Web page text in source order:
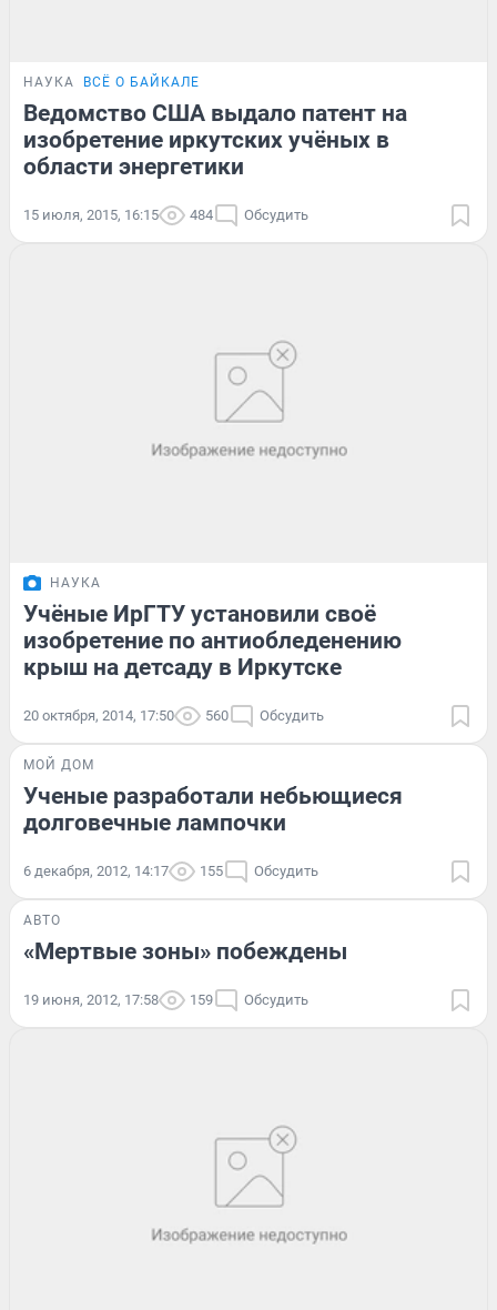
НАУКА ВСЁ О БАЙКАЛЕ
Ведомство США выдало патент на
изобретение иркутских учёных в
области энергетики
15 июля, 2015, 16:15 484 Обсудить
НАУКА
Учёные ИрГТУ установили своё
изобретение по антиобледенению
крыш на детсаду в Иркутске
20 октября, 2014, 17:50 560 Обсудить
МОЙ ДОМ
Ученые разработали небьющиеся
долговечные лампочки
6 декабря, 2012, 14:17 155 Обсудить
АВТО
«Мертвые зоны» побеждены
19 июня, 2012, 17:58 159 Обсудить